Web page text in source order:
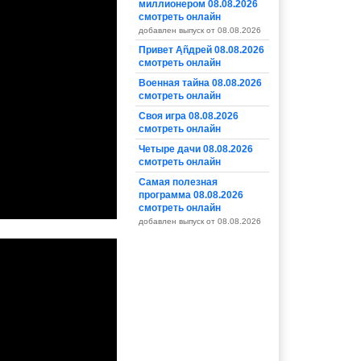
миллионером 08.08.2026
смотреть онлайн
добавлен выпуск от 08.08.2026
Привет Ąñдpей 08.08.2026
смотреть онлайн
Военная тайна 08.08.2026
смотреть онлайн
Своя игра 08.08.2026
смотреть онлайн
Четыре дачи 08.08.2026
смотреть онлайн
Самая полезная
программа 08.08.2026
смотреть онлайн
добавлен выпуск от 08.08.2026